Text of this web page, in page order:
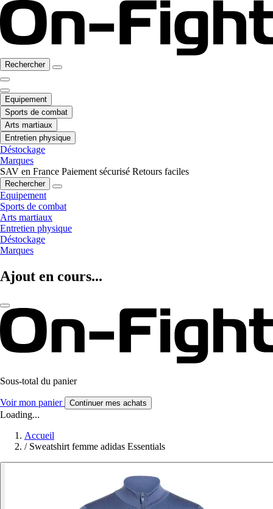
Rechercher
Equipement
Sports de combat
Arts martiaux
Entretien physique
Déstockage
Marques
SAV en France Paiement sécurisé Retours faciles
Rechercher
Equipement
Sports de combat
Arts martiaux
Entretien physique
Déstockage
Marques
Ajout en cours...
Sous-total du panier
Voir mon panier Continuer mes achats
Loading...
Accueil
/ Sweatshirt femme adidas Essentials